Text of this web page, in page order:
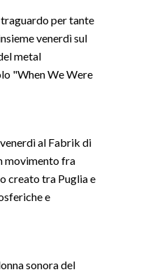
per tante
venerdì sul
metal
"When We Were
al Fabrik di
movimento fra
creato tra Puglia e
e
sonora del